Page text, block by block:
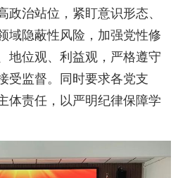
政治站位，紧盯意识形态、
域隐蔽性风险，加强党性修
地位观、利益观，严格遵守
受监督。同时要求各党支
体责任，以严明纪律保障学